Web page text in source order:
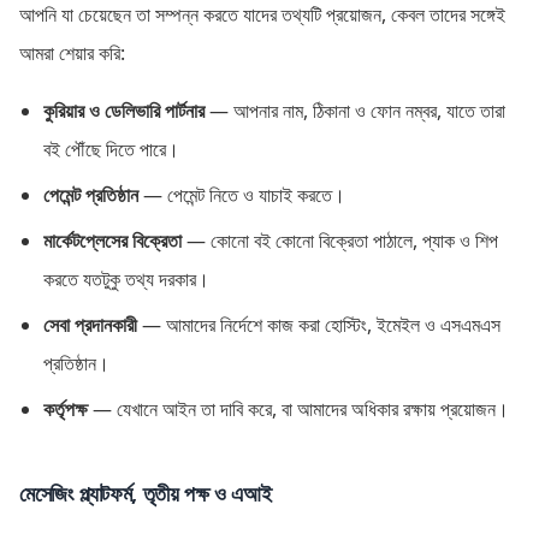
আপনি যা চেয়েছেন তা সম্পন্ন করতে যাদের তথ্যটি প্রয়োজন, কেবল তাদের সঙ্গেই
আমরা শেয়ার করি:
কুরিয়ার ও ডেলিভারি পার্টনার— আপনার নাম, ঠিকানা ও ফোন নম্বর, যাতে তারা
বই পৌঁছে দিতে পারে।
পেমেন্ট প্রতিষ্ঠান— পেমেন্ট নিতে ও যাচাই করতে।
মার্কেটপ্লেসের বিক্রেতা— কোনো বই কোনো বিক্রেতা পাঠালে, প্যাক ও শিপ
করতে যতটুকু তথ্য দরকার।
সেবা প্রদানকারী— আমাদের নির্দেশে কাজ করা হোস্টিং, ইমেইল ও এসএমএস
প্রতিষ্ঠান।
কর্তৃপক্ষ— যেখানে আইন তা দাবি করে, বা আমাদের অধিকার রক্ষায় প্রয়োজন।
মেসেজিং প্ল্যাটফর্ম, তৃতীয় পক্ষ ও এআই